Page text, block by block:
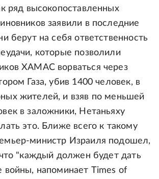
ряд высокопоставленных
заявили в последние
берут на себя ответственность
которые позволили
ХАМАС ворваться через
Газа, убив 1400 человек, в
жителей, и взяв по меньшей
в заложники, Нетаньяху
это. Ближе всего к такому
министр Израиля подошел,
что "каждый должен будет дать
войны, напоминает Times of